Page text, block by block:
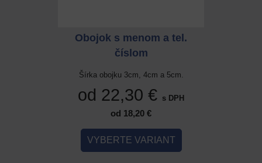
Obojok s menom a tel.
číslom
Šírka obojku 3cm, 4cm a 5cm.
od 22,30 € s DPH
od 18,20 €
VYBERTE VARIANT